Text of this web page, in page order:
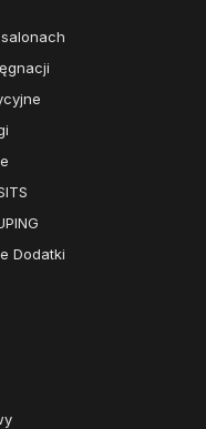
Dodatki